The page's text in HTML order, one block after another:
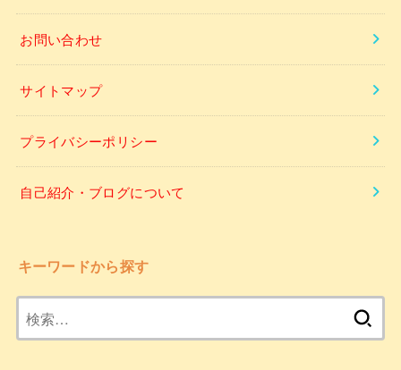
お問い合わせ
サイトマップ
プライバシーポリシー
自己紹介・ブログについて
キーワードから探す